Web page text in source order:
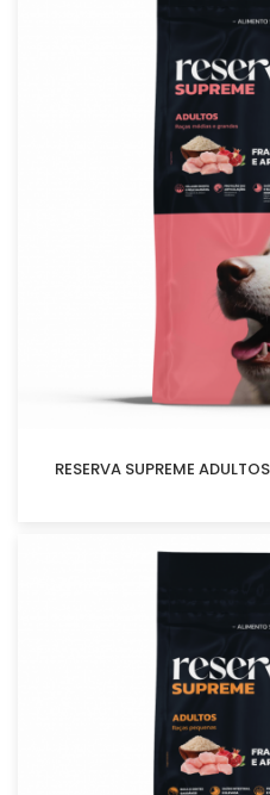
RESERVA SUPREME